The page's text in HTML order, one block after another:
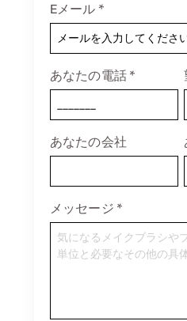
Eメール *
あなたの電話 *
あなたの会社
メッセージ *